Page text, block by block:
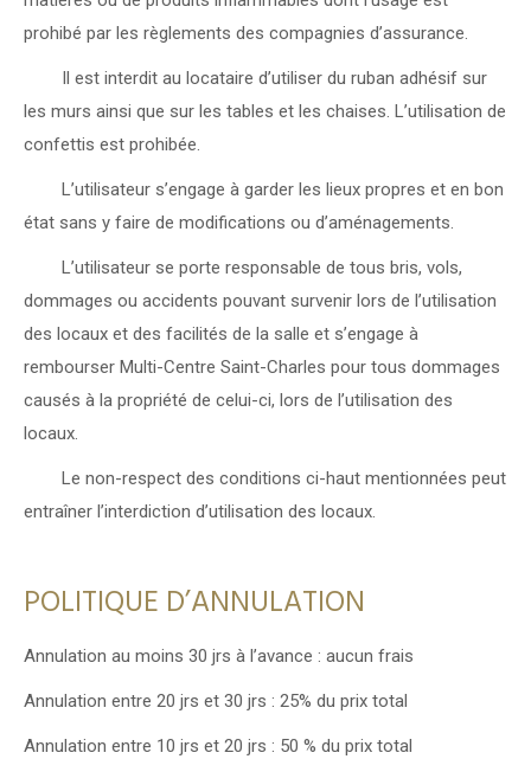
prohibé par les règlements des compagnies d’assurance.
 Il est interdit au locataire d’utiliser du ruban adhésif sur
les murs ainsi que sur les tables et les chaises. L’utilisation de
confettis est prohibée.
 L’utilisateur s’engage à garder les lieux propres et en bon
état sans y faire de modifications ou d’aménagements.
 L’utilisateur se porte responsable de tous bris, vols,
dommages ou accidents pouvant survenir lors de l’utilisation
des locaux et des facilités de la salle et s’engage à
rembourser Multi-Centre Saint-Charles pour tous dommages
causés à la propriété de celui-ci, lors de l’utilisation des
locaux.
 Le non-respect des conditions ci-haut mentionnées peut
entraîner l’interdiction d’utilisation des locaux.
POLITIQUE D’ANNULATION
Annulation au moins 30 jrs à l’avance : aucun frais
Annulation entre 20 jrs et 30 jrs : 25% du prix total
Annulation entre 10 jrs et 20 jrs : 50 % du prix total